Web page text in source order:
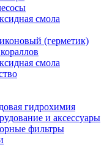
смола
(герметик)
смола
гидрохимия
и аксессуары
фильтры